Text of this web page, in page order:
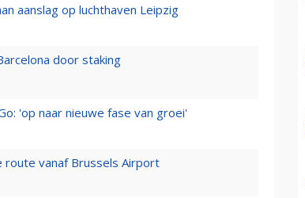
aanslag op luchthaven Leipzig
door staking
'op naar nieuwe fase van groei'
route vanaf Brussels Airport